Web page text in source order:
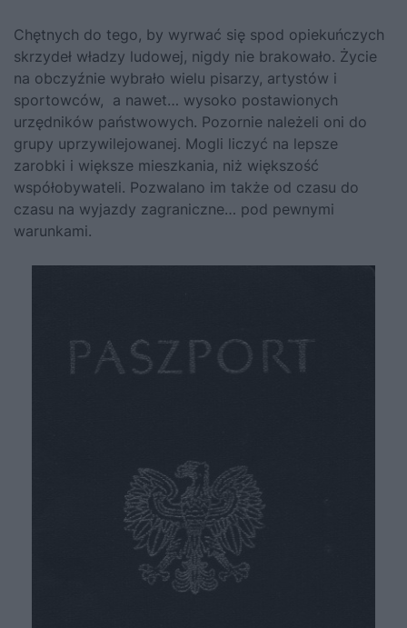
Chętnych do tego, by wyrwać się spod opiekuńczych
skrzydeł władzy ludowej, nigdy nie brakowało. Życie
na obczyźnie wybrało wielu pisarzy, artystów i
sportowców, a nawet… wysoko postawionych
urzędników państwowych. Pozornie należeli oni do
grupy uprzywilejowanej. Mogli liczyć na lepsze
zarobki i większe mieszkania, niż większość
współobywateli. Pozwalano im także od czasu do
czasu na wyjazdy zagraniczne… pod pewnymi
warunkami.